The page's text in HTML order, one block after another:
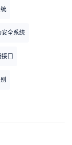
全系统
口